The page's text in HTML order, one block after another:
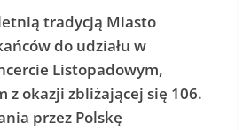
tradycją Miasto
do udziału w
Listopadowym,
z okazji zbliżającej się 106.
przez Polskę